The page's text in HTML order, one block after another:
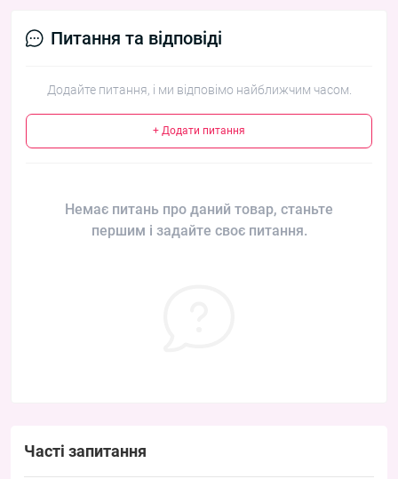
Питання та відповіді
Додайте питання, і ми відповімо найближчим часом.
+ Додати питання
Немає питань про даний товар, станьте
першим і задайте своє питання.
Часті запитання